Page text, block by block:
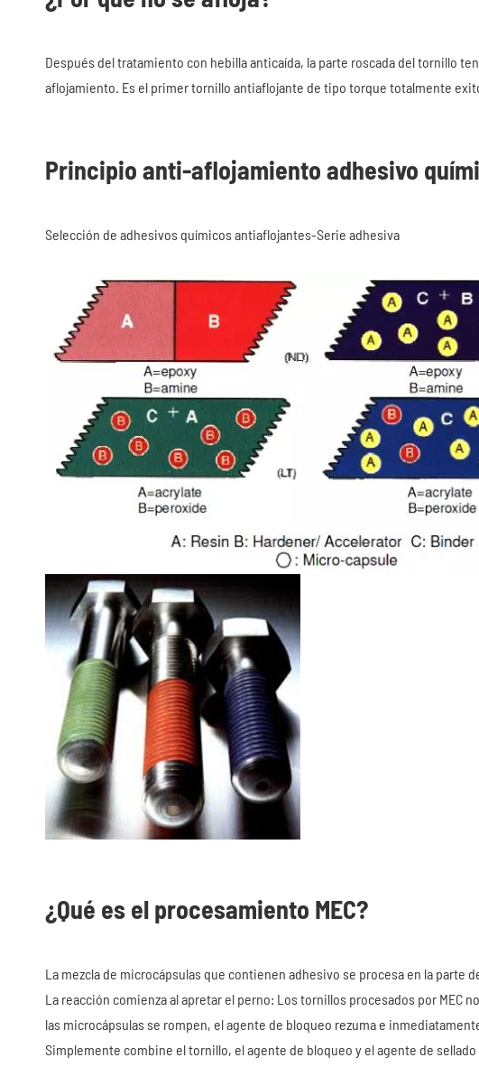
Después del tratamiento con hebilla anticaída, la parte roscada del tornillo
aflojamiento. Es el primer tornillo antiaflojante de tipo torque totalmente
Principio anti-aflojamiento adhesivo
Selección de adhesivos químicos antiaflojantes-Serie adhesiva
¿Qué es el procesamiento MEC?
La mezcla de microcápsulas que contienen adhesivo se procesa en la parte
La reacción comienza al apretar el perno: Los tornillos procesados por MEC
las microcápsulas se rompen, el agente de bloqueo rezuma e
Simplemente combine el tornillo, el agente de bloqueo y el agente de